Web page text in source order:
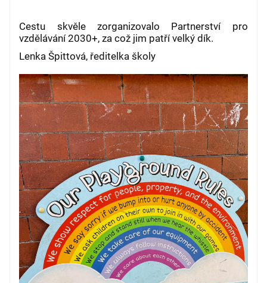
Cestu skvěle zorganizovalo Partnerství pro
vzdělávání 2030+, za což jim patří velký dík.
Lenka Špittová, ředitelka školy